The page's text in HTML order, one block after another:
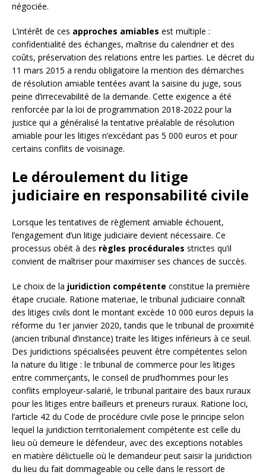
négociée.
L’intérêt de ces approches amiables est multiple :
confidentialité des échanges, maîtrise du calendrier et des
coûts, préservation des relations entre les parties. Le décret du
11 mars 2015 a rendu obligatoire la mention des démarches
de résolution amiable tentées avant la saisine du juge, sous
peine d’irrecevabilité de la demande. Cette exigence a été
renforcée par la loi de programmation 2018-2022 pour la
justice qui a généralisé la tentative préalable de résolution
amiable pour les litiges n’excédant pas 5 000 euros et pour
certains conflits de voisinage.
Le déroulement du litige
judiciaire en responsabilité civile
Lorsque les tentatives de règlement amiable échouent,
l’engagement d’un litige judiciaire devient nécessaire. Ce
processus obéit à des règles procédurales strictes qu’il
convient de maîtriser pour maximiser ses chances de succès.
Le choix de la juridiction compétente constitue la première
étape cruciale. Ratione materiae, le tribunal judiciaire connaît
des litiges civils dont le montant excède 10 000 euros depuis la
réforme du 1er janvier 2020, tandis que le tribunal de proximité
(ancien tribunal d’instance) traite les litiges inférieurs à ce seuil.
Des juridictions spécialisées peuvent être compétentes selon
la nature du litige : le tribunal de commerce pour les litiges
entre commerçants, le conseil de prud’hommes pour les
conflits employeur-salarié, le tribunal paritaire des baux ruraux
pour les litiges entre bailleurs et preneurs ruraux. Ratione loci,
l’article 42 du Code de procédure civile pose le principe selon
lequel la juridiction territorialement compétente est celle du
lieu où demeure le défendeur, avec des exceptions notables
en matière délictuelle où le demandeur peut saisir la juridiction
du lieu du fait dommageable ou celle dans le ressort de